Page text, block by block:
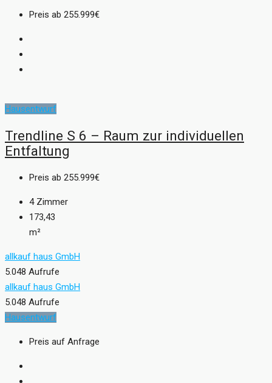
Preis ab 255.999€
Hausentwurf
Trendline S 6 – Raum zur individuellen
Entfaltung
Preis ab 255.999€
4 Zimmer
173,43
m²
allkauf haus GmbH
5.048 Aufrufe
allkauf haus GmbH
5.048 Aufrufe
Hausentwurf
Preis auf Anfrage